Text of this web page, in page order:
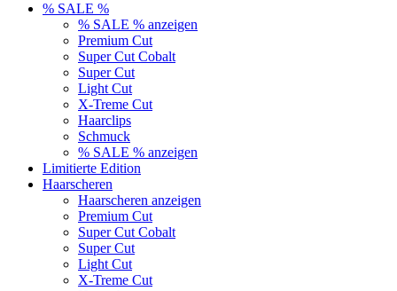
% SALE %
% SALE % anzeigen
Premium Cut
Super Cut Cobalt
Super Cut
Light Cut
X-Treme Cut
Haarclips
Schmuck
% SALE % anzeigen
Limitierte Edition
Haarscheren
Haarscheren anzeigen
Premium Cut
Super Cut Cobalt
Super Cut
Light Cut
X-Treme Cut